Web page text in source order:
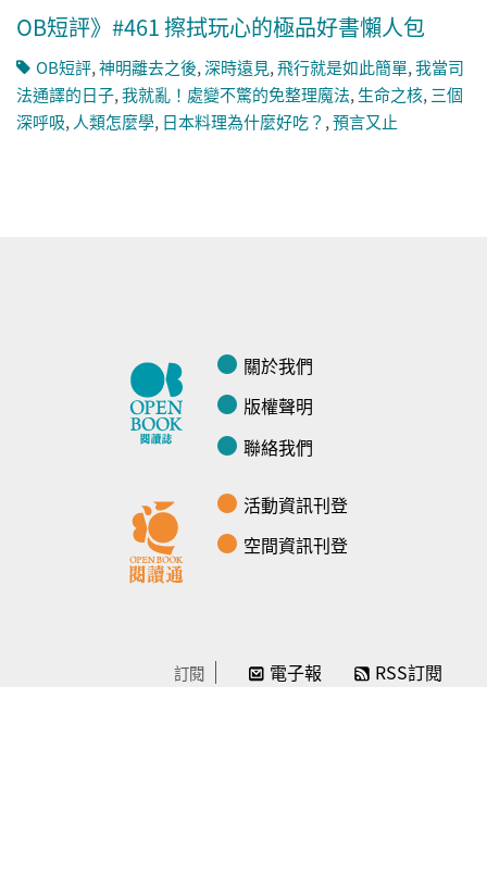
OB短評》#461 擦拭玩心的極品好書懶人包
OB短評,神明離去之後,深時遠見,飛行就是如此簡單,我當司
法通譯的日子,我就亂！處變不驚的免整理魔法,生命之核,三個
深呼吸,人類怎麼學, 日本料理為什麼好吃？ ,預言又止
關於我們
版權聲明
聯絡我們
活動資訊刊登
空間資訊刊登
訂閱 電子報 RSS訂閱